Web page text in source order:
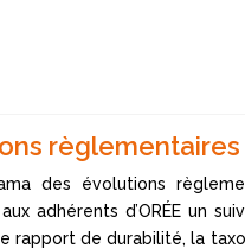
règlementaires
des évolutions
adhérents d’ORÉE un
rapport de durabilité, la